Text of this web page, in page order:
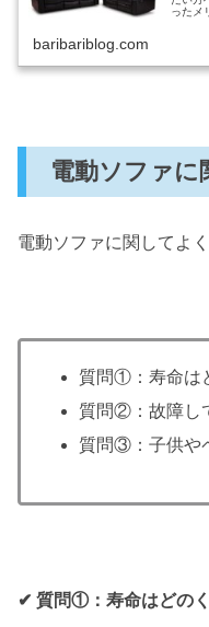
ったメ
baribariblog.com
電動ソファに
電動ソファに関してよ
質問①：寿命は
質問②：故障し
質問③：子供や
✔︎ 質問①：寿命はどの